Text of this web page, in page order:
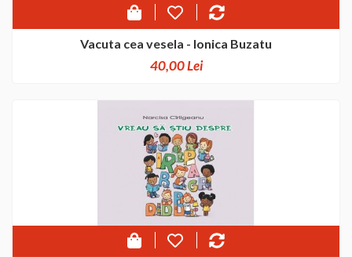
Vacuta cea vesela - Ionica Buzatu
40,00 Lei